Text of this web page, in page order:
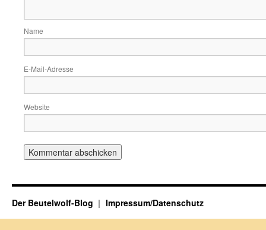
Name
E-Mail-Adresse
Website
Der Beutelwolf-Blog Impressum/Datenschutz